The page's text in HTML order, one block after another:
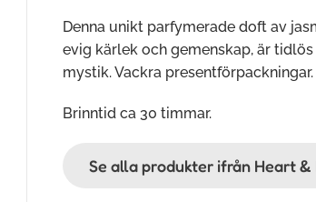
Denna unikt parfymerade doft av
evig kärlek och gemenskap, är
mystik. Vackra presentförpackningar.
Brinntid ca 30 timmar.
Se alla produkter ifrån Heart &